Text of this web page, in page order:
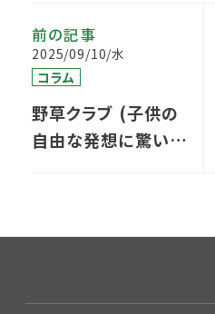
前の記事
2025/09/10/水
コラム
野草クラブ (子供の
自由な発想に驚いた